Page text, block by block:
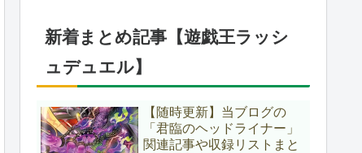
ージした『リビングデッド
の呼び声』関連に注目が集
新着まとめ記事【遊戯王ラッシ
ュデュエル】
【随時更新】当ブログの
「君臨のヘッドライナー」
関連記事や収録リストまと